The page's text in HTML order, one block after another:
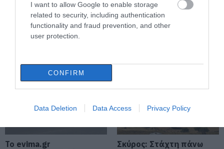
I want to allow Google to enable storage
related to security, including authentication
functionality and fraud prevention, and other
user protection.
CONFIRM
Data Deletion Data Access Privacy Policy
δήμου στην Εύβοια
07.08.2026 | 12:15
καλοκαιριού για φωτιές
07.08.2026 | 12:00
Χωρίς νερό τώρα περιοχές της
Χαλκίδας
Θλίψη στην Εύβοια:
Γυναίκα έχασε την ζωή
Μεγάλο πανηγύρι
απόψε με την Χαρά
Το evima.gr
Σκύρος: Στάχτη πάνω